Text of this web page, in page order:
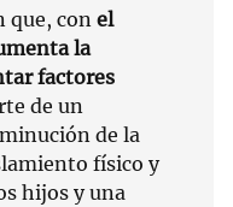
que, con el
la
factores
de un
de la
físico y
hijos y una